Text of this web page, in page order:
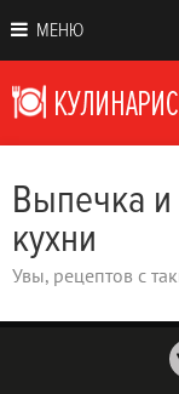
МЕНЮ
Выпечка и
кухни
Увы, рецептов с